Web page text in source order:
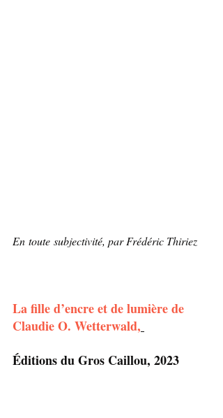
En toute subjectivité, par Frédéric Thiriez
La fille d’encre et de lumière de
Claudie O. Wetterwald,
Éditions du Gros Caillou, 2023